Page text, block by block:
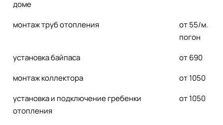
доме
монтаж труб отопления
от 55/м.
погон
установка байпаса
от 690
монтаж коллектора
от 1050
установка и подключение гребенки
отопления
от 1050